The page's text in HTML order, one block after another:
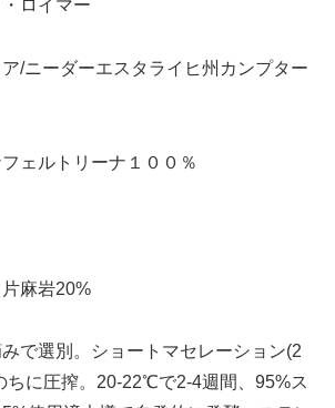
ロイマー
/ニーダーエスタライヒ州カンプター
ェルトリーナ１００％
麻岩20%
で選別。ショートマセレーション(2
ちに圧搾。20-22℃で2-4週間、95%ス